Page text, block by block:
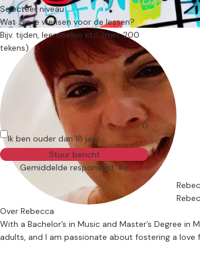
Selecteer niveau
Wat zijn je wensen voor de lessen?
0
Ik ben ouder dan 18 jaar
Stuur bericht
Gemiddelde responstijd: 4u
Over Rebecca
With a Bachelor’s in Music and Master’s Degree
adults, and I am passionate about fostering a love